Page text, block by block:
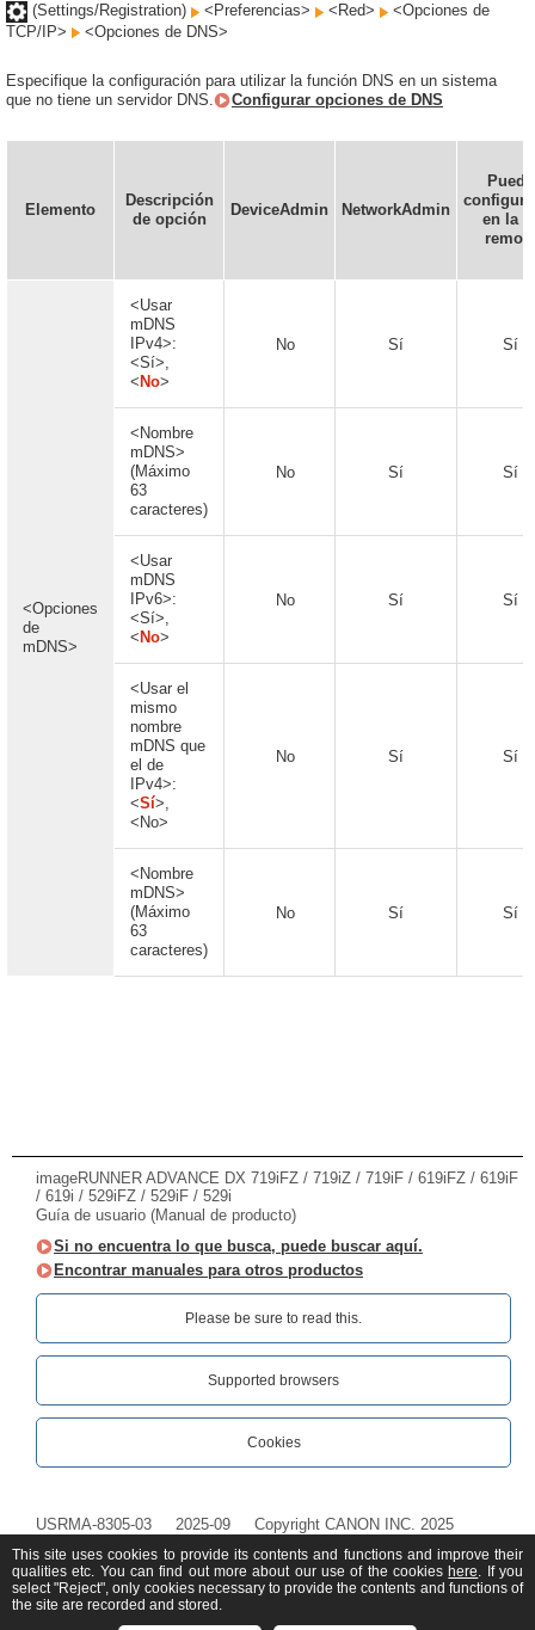
(Settings/Registration) <Preferencias> <Red>
<Opciones de
TCP/IP>
<Opciones de DNS>
Especifique la configuración para utilizar la función DNS en un sistema
que no tiene un servidor DNS.
Configurar opciones de DNS
Elemento
Descripción
de opción
DeviceAdmin NetworkAdmin
Puede
en la
remota
<Opciones
de
mDNS>
<Usar
mDNS
IPv4>:
<Sí>,
< No>
No Sí Sí
<Nombre
mDNS>
(Máximo
63
caracteres)
No Sí Sí
<Usar
mDNS
IPv6>:
<Sí>,
< No>
No Sí Sí
<Usar el
mismo
nombre
mDNS que
el de
IPv4>:
<Sí>,
<No>
No Sí Sí
<Nombre
mDNS>
(Máximo
63
caracteres)
No Sí Sí
imageRUNNER ADVANCE DX 719iFZ / 719iZ / 719iF / 619iFZ / 619iF
/ 619i / 529iFZ / 529iF / 529i
Guía de usuario (Manual de producto)
Si no encuentra lo que busca, puede buscar aquí.
Encontrar manuales para otros productos
Please be sure to read this.‎
Supported browsers
Cookies
USRMA-8305-03 2025-09 Copyright CANON INC. 2025
This site uses cookies to provide its contents and functions and improve their
qualities etc. You can find out more about our use of the cookies here. If you
select "Reject", only cookies necessary to provide the contents and functions of
the site are recorded and stored.